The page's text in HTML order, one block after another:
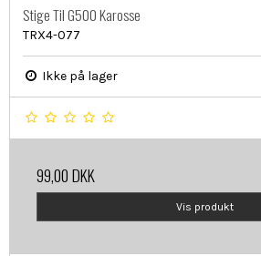
Stige Til G500 Karosse
TRX4-077
Ikke på lager
99,00 DKK
Vis produkt